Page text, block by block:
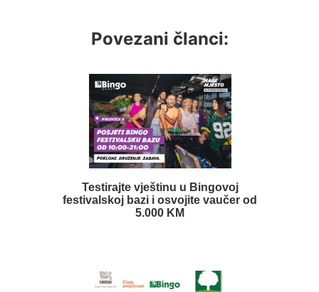
Povezani članci:
Testirajte vještinu u Bingovoj
festivalskoj bazi i osvojite vaučer od
5.000 KM